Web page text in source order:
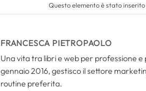
Questo elemento è stato inserito
FRANCESCA PIETROPAOLO
Una vita tra libri e web per professione e
gennaio 2016, gestisco il settore
routine preferita.